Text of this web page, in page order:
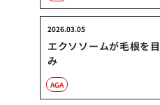
エクソソームが毛根を
み
2026.03.05
AGA